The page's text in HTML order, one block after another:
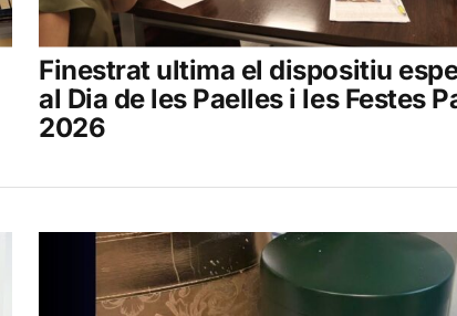
Finestrat ultima el dispositiu
al Dia de les Paelles i les Festes
2026